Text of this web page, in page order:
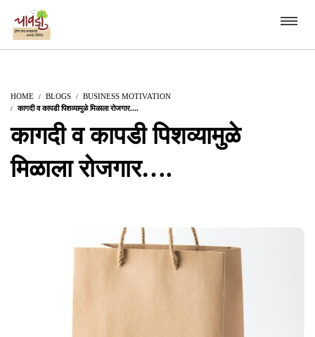
HOME BLOGS
BUSINESS MOTIVATION
कागदी व कापडी पिशव्यामुळे मिळाला रोजगार....
कागदी व कापडी पिशव्यामुळे
मिळाला रोजगार….